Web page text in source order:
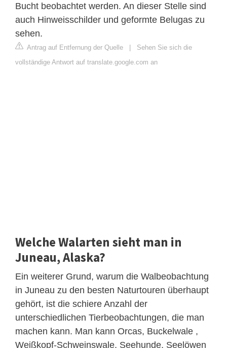
Bucht beobachtet werden. An dieser Stelle sind
auch Hinweisschilder und geformte Belugas zu
sehen.
Antrag auf Entfernung der Quelle | Sehen Sie sich die
vollständige Antwort auf translate.google.com an
Welche Walarten sieht man in
Juneau, Alaska?
Ein weiterer Grund, warum die Walbeobachtung
in Juneau zu den besten Naturtouren überhaupt
gehört, ist die schiere Anzahl der
unterschiedlichen Tierbeobachtungen, die man
machen kann. Man kann Orcas, Buckelwale ,
Weißkopf-Schweinswale, Seehunde, Seelöwen